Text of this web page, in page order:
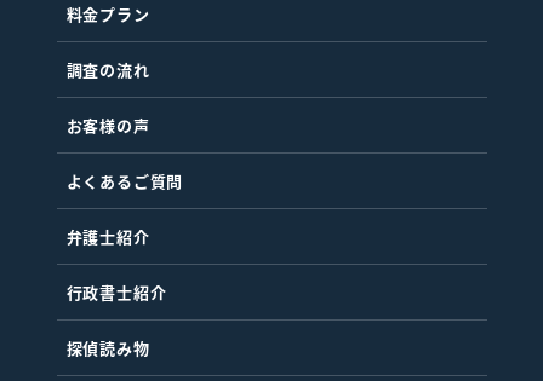
料金プラン
調査の流れ
お客様の声
よくあるご質問
弁護士紹介
行政書士紹介
探偵読み物